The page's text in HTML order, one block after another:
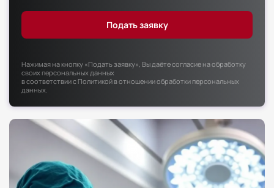
Нажимая на кнопку «Подать заявку», Вы даёте согласие на обработку
своих персональных данных
в соответствии сПолитикой в отношении обработки персональных
данных.